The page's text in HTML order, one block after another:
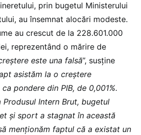
prin bugetul Ministerului
au însemnat alocări modeste.
au crescut de la 228.601.000
reprezentând o mărire de
este una falsă”, susține
asistăm la o creștere
pondere din PIB, de 0,001%.
Intern Brut, bugetul
și sport a stagnat în această
menționăm faptul că a existat un